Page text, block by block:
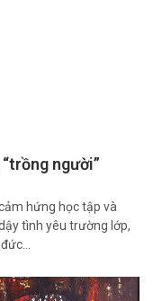
người”
hứng học tập và
tình yêu trường lớp,